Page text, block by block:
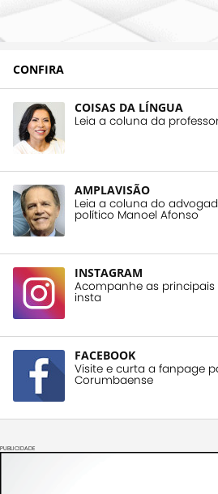
CONFIRA
COISAS DA LÍNGUA
Leia a coluna da
AMPLAVISÃO
Leia a coluna do
político Manoel Afonso
INSTAGRAM
Acompanhe as
insta
FACEBOOK
Visite e curta a fanpage
Corumbaense
PUBLICIDADE